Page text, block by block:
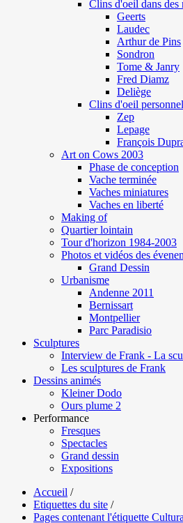
Clins d'oeil dans des
Geerts
Laudec
Arthur de Pins
Sondron
Tome & Janry
Fred Diamz
Deliège
Clins d'oeil
Zep
Lepage
François
Art on Cows 2003
Phase de conception
Vache terminée
Vaches miniatures
Vaches en liberté
Making of
Quartier lointain
Tour d'horizon 1984-2003
Photos et vidéos des
Grand Dessin
Urbanisme
Andenne 2011
Bernissart
Montpellier
Parc Paradisio
Sculptures
Interview de Frank - La
Les sculptures de Frank
Dessins animés
Kleiner Dodo
Ours plume 2
Performance
Fresques
Spectacles
Grand dessin
Expositions
Accueil /
Etiquettes du site /
Pages contenant l'étiquette Cultura